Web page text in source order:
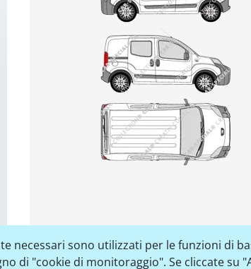
necessari sono utilizzati per le funzioni di
di "cookie di monitoraggio". Se cliccate